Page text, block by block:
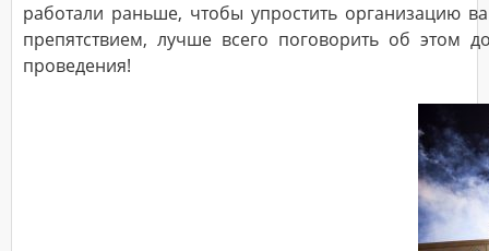
работали раньше, чтобы упростить организацию
препятствием, лучше всего поговорить об этом
проведения!